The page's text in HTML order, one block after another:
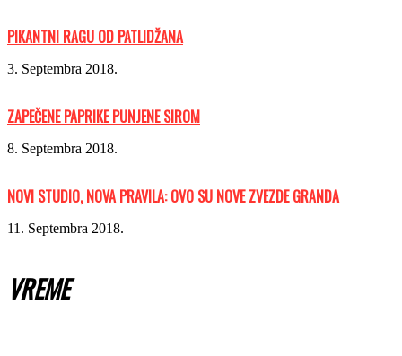
PIKANTNI RAGU OD PATLIDŽANA
3. Septembra 2018.
ZAPEČENE PAPRIKE PUNJENE SIROM
8. Septembra 2018.
NOVI STUDIO, NOVA PRAVILA: OVO SU NOVE ZVEZDE GRANDA
11. Septembra 2018.
VREME